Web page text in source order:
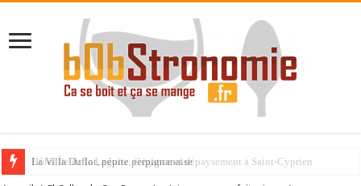
La Villa Duflot, pépite perpignanaise